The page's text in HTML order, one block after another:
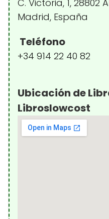
C. Victoria, 1, 28802
Madrid, España
Teléfono
+34 914 22 40 82
Ubicación de
Libroslowcost